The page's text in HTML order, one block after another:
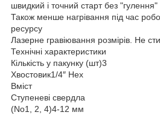
швидкий і точний старт без "гулення"
Також менше нагрівання під час
ресурсу
Лазерне гравіювання розмірів. Не
Технічні характеристики
Кількість у пакунку (шт)3
Хвостовик1/4″ Hex
Вміст
Ступеневі свердла
(No1, 2, 4)4-12 мм